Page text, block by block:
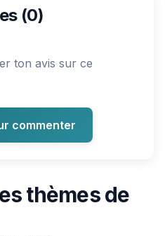
(0)
ton avis sur ce
commenter
thèmes de